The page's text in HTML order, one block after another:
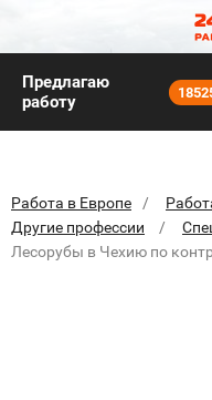
Предлагаю
работу
Работа в Европе
Другие профессии
Лесорубы в Чехию по